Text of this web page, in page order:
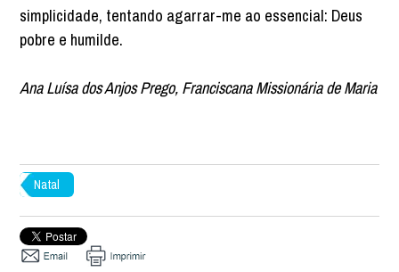
simplicidade, tentando agarrar-me ao essencial: Deus
pobre e humilde.
Ana Luísa dos Anjos Prego, Franciscana Missionária de Maria
Natal